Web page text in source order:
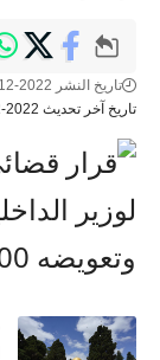
تاريخ آخر تحديث 2022-12-29 7:52 مساءً
تاريخ النشر 2022-12-29